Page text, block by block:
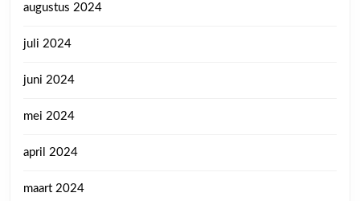
augustus 2024
juli 2024
juni 2024
mei 2024
april 2024
maart 2024